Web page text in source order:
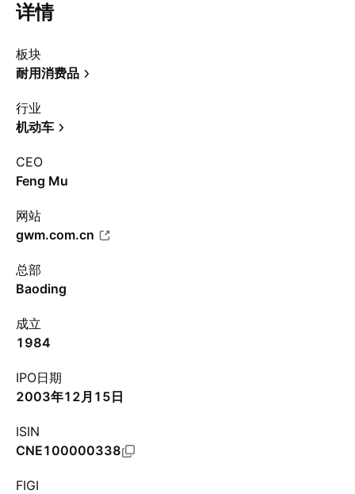
详情
板块
耐用消费品
行业
机动车
CEO
Feng Mu
网站
gwm.com.cn
总部
Baoding
成立
1984
IPO日期
2003年12月15日
ISIN
CNE100000338
FIGI